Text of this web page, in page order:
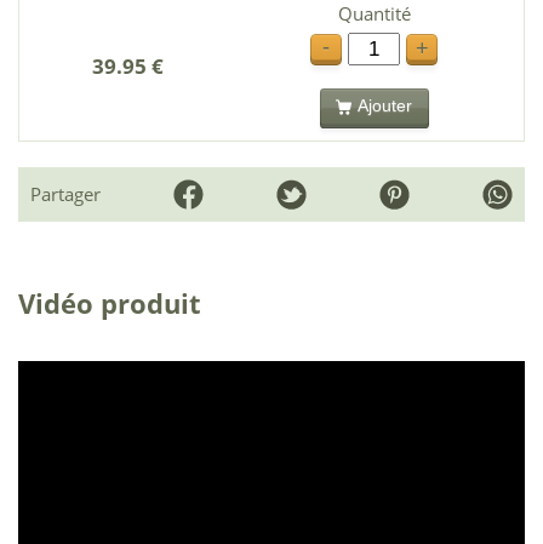
39.95 €
Quantité
-
+
Ajouter
Partager
Vidéo produit